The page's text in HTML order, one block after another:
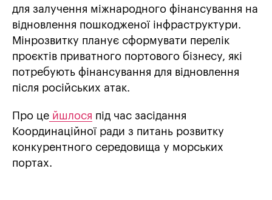
для залучення міжнародного фінансування на
відновлення пошкодженої інфраструктури.
Мінрозвитку планує сформувати перелік
проєктів приватного портового бізнесу, які
потребують фінансування для відновлення
після російських атак.
Про це йшлося під час засідання
Координаційної ради з питань розвитку
конкурентного середовища у морських
портах.